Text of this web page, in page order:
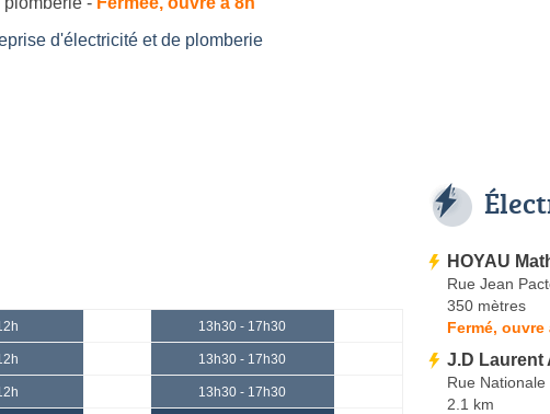
d'électricité et de plomberie
13h30 - 17h30
13h30 - 17h30
13h30 - 17h30
HOYAU
Rue Jean
350 mètres
Fermé, ouvre
J.D Laurent
Rue Nationale
2.1 km